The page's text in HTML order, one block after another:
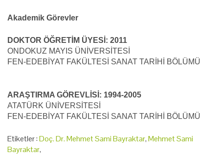
Akademik Görevler
DOKTOR ÖĞRETİM ÜYESİ: 2011
ONDOKUZ MAYIS ÜNİVERSİTESİ
FEN-EDEBİYAT FAKÜLTESİ SANAT TARİHİ BÖLÜMÜ
ARAŞTIRMA GÖREVLİSİ: 1994-2005
ATATÜRK ÜNİVERSİTESİ
FEN-EDEBİYAT FAKÜLTESİ SANAT TARİHİ BÖLÜMÜ
Etiketler :Doç. Dr. Mehmet Sami Bayraktar,Mehmet Sami
Bayraktar,